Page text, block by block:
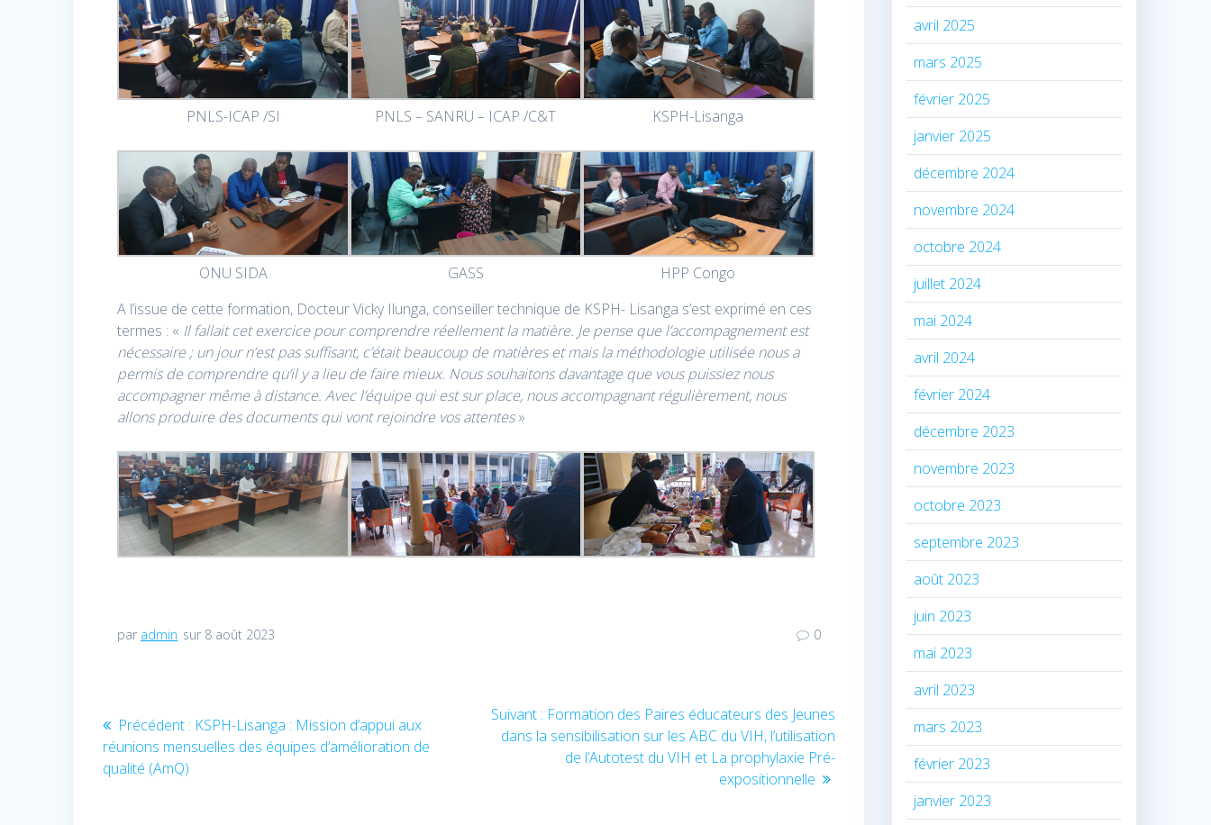
PNLS-ICAP /SI PNLS – SANRU – ICAP /C&T KSPH-Lisanga
ONU SIDA GASS
HPP Congo
A l’issue de cette formation, Docteur Vicky Ilunga, conseiller technique de KSPH- Lisanga s’est exprimé en ces
termes : « Il fallait cet exercice pour comprendre réellement la matière. Je pense que l’accompagnement est
nécessaire ; un jour n’est pas suffisant, c’était beaucoup de matières et mais la méthodologie utilisée nous a
permis de comprendre qu’il y a lieu de faire mieux. Nous souhaitons davantage que vous puissiez nous
accompagner même à distance. Avec l’équipe qui est sur place, nous accompagnant régulièrement, nous
allons produire des documents qui vont rejoindre vos attentes»
par admin sur 8 août 2023 0
Navigation
de
Précédent : Article
précédent
KSPH-Lisanga : Mission d’appui aux
réunions mensuelles des équipes d’amélioration de
qualité (AmQ)
Suivant : Article
suivant
Formation des Paires éducateurs des Jeunes
dans la sensibilisation sur les ABC du VIH, l’utilisation
de l’Autotest du VIH et La prophylaxie Pré-
expositionnelle
avril 2025
mars 2025
février 2025
janvier 2025
décembre 2024
novembre 2024
octobre 2024
juillet 2024
mai 2024
avril 2024
février 2024
décembre 2023
novembre 2023
octobre 2023
septembre 2023
août 2023
juin 2023
mai 2023
avril 2023
mars 2023
février 2023
janvier 2023